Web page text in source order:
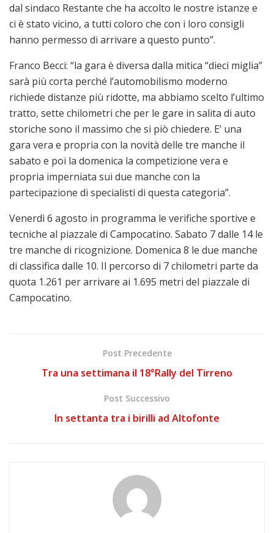
dal sindaco Restante che ha accolto le nostre istanze e
ci è stato vicino, a tutti coloro che con i loro consigli
hanno permesso di arrivare a questo punto”.
Franco Becci: “la gara è diversa dalla mitica “dieci miglia”
sarà più corta perché l’automobilismo moderno
richiede distanze più ridotte, ma abbiamo scelto l’ultimo
tratto, sette chilometri che per le gare in salita di auto
storiche sono il massimo che si piò chiedere. E’ una
gara vera e propria con la novità delle tre manche il
sabato e poi la domenica la competizione vera e
propria imperniata sui due manche con la
partecipazione di specialisti di questa categoria”.
Venerdì 6 agosto in programma le verifiche sportive e
tecniche al piazzale di Campocatino. Sabato 7 dalle 14 le
tre manche di ricognizione. Domenica 8 le due manche
di classifica dalle 10. Il percorso di 7 chilometri parte da
quota 1.261 per arrivare ai 1.695 metri del piazzale di
Campocatino.
Post Precedente
Tra una settimana il 18°Rally del Tirreno
Post Successivo
In settanta tra i birilli ad Altofonte